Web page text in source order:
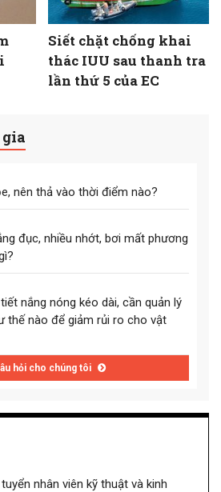
Siết chặt chống khai
thác IUU sau thanh tra
lần thứ 5 của EC
nên thả vào thời điểm nào?
đục, nhiều nhớt, bơi mất phương
nắng nóng kéo dài, cần quản lý
thế nào để giảm rủi ro cho vật
hỏi cho chúng tôi
nhân viên kỹ thuật và kinh